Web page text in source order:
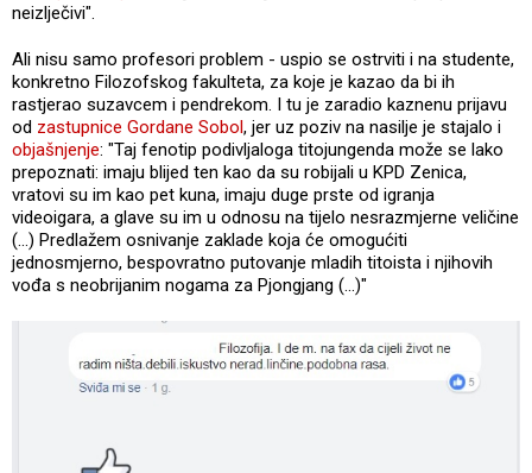
neizlječivi".
Ali nisu samo profesori problem - uspio se ostrviti i na studente,
konkretno Filozofskog fakulteta, za koje je kazao da bi ih
rastjerao suzavcem i pendrekom. I tu je zaradio kaznenu prijavu
od zastupnice Gordane Sobol , jer uz poziv na nasilje je stajalo i
objašnjenje: "Taj fenotip podivljaloga titojungenda može se lako
prepoznati: imaju blijed ten kao da su robijali u KPD Zenica,
vratovi su im kao pet kuna, imaju duge prste od igranja
videoigara, a glave su im u odnosu na tijelo nesrazmjerne veličine
(...) Predlažem osnivanje zaklade koja će omogućiti
jednosmjerno, bespovratno putovanje mladih titoista i njihovih
vođa s neobrijanim nogama za Pjongjang (...)"